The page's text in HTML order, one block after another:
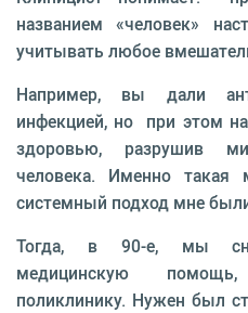
названием «человек»
учитывать любое
Например, вы дали
инфекцией, но при этом
здоровью, разрушив
человека. Именно такая
системный подход мне
Тогда, в 90-е, мы
медицинскую
поликлинику. Нужен был